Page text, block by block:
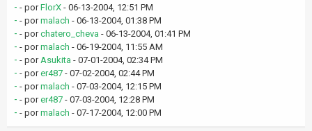
- - porFlorX - 06-13-2004, 12:51 PM
- - pormalach - 06-13-2004, 01:38 PM
- - porchatero_cheva - 06-13-2004, 01:41 PM
- - pormalach - 06-19-2004, 11:55 AM
- - porAsukita - 07-01-2004, 02:34 PM
- - porer487 - 07-02-2004, 02:44 PM
- - pormalach - 07-03-2004, 12:15 PM
- - porer487 - 07-03-2004, 12:28 PM
- - pormalach - 07-17-2004, 12:00 PM